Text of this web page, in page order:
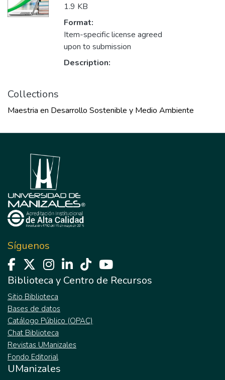
1.9 KB
Format:
Item-specific license agreed
upon to submission
Description:
Collections
Maestria en Desarrollo Sostenible y Medio Ambiente
Síguenos
Biblioteca y Centro de Recursos
Sitio Biblioteca
Bases de datos
Catálogo Público (OPAC)
Chat Biblioteca
Revistas UManizales
Fondo Editorial
UManizales